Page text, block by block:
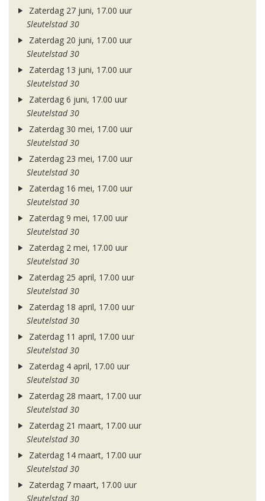
Zaterdag 27 juni, 17.00 uur
Sleutelstad 30
Zaterdag 20 juni, 17.00 uur
Sleutelstad 30
Zaterdag 13 juni, 17.00 uur
Sleutelstad 30
Zaterdag 6 juni, 17.00 uur
Sleutelstad 30
Zaterdag 30 mei, 17.00 uur
Sleutelstad 30
Zaterdag 23 mei, 17.00 uur
Sleutelstad 30
Zaterdag 16 mei, 17.00 uur
Sleutelstad 30
Zaterdag 9 mei, 17.00 uur
Sleutelstad 30
Zaterdag 2 mei, 17.00 uur
Sleutelstad 30
Zaterdag 25 april, 17.00 uur
Sleutelstad 30
Zaterdag 18 april, 17.00 uur
Sleutelstad 30
Zaterdag 11 april, 17.00 uur
Sleutelstad 30
Zaterdag 4 april, 17.00 uur
Sleutelstad 30
Zaterdag 28 maart, 17.00 uur
Sleutelstad 30
Zaterdag 21 maart, 17.00 uur
Sleutelstad 30
Zaterdag 14 maart, 17.00 uur
Sleutelstad 30
Zaterdag 7 maart, 17.00 uur
Sleutelstad 30